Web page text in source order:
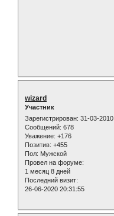
wizard
Участник
Зарегистрирован: 31-03-2010
Сообщений: 678
Уважение: +176
Позитив: +455
Пол: Мужской
Провел на форуме:
1 месяц 8 дней
Последний визит:
26-06-2020 20:31:55